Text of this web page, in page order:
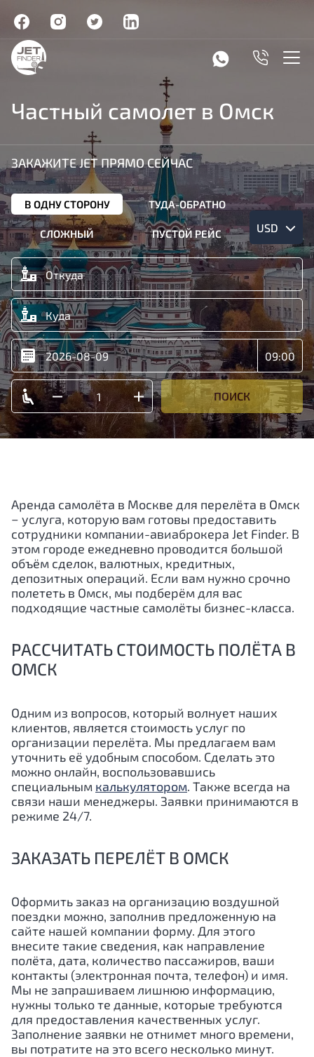
Частный самолет в Омск
ЗАКАЖИТЕ JET ПРЯМО СЕЙЧАС
В ОДНУ СТОРОНУ ТУДА-ОБРАТНО
СЛОЖНЫЙ ПУСТОЙ РЕЙС USD
ПОИСК
Аренда самолёта в Москве для перелёта в Омск
− услуга, которую вам готовы предоставить
сотрудники компании-авиаброкера Jet Finder. В
этом городе ежедневно проводится большой
объём сделок, валютных, кредитных,
депозитных операций. Если вам нужно срочно
полететь в Омск, мы подберём для вас
подходящие частные самолёты бизнес-класса.
РАССЧИТАТЬ СТОИМОСТЬ ПОЛЁТА В
ОМСК
Одним из вопросов, который волнует наших
клиентов, является стоимость услуг по
организации перелёта. Мы предлагаем вам
уточнить её удобным способом. Сделать это
можно онлайн, воспользовавшись
специальным калькулятором. Также всегда на
связи наши менеджеры. Заявки принимаются в
режиме 24/7.
ЗАКАЗАТЬ ПЕРЕЛЁТ В ОМСК
Оформить заказ на организацию воздушной
поездки можно, заполнив предложенную на
сайте нашей компании форму. Для этого
внесите такие сведения, как направление
полёта, дата, количество пассажиров, ваши
контакты (электронная почта, телефон) и имя.
Мы не запрашиваем лишнюю информацию,
нужны только те данные, которые требуются
для предоставления качественных услуг.
Заполнение заявки не отнимет много времени,
вы потратите на это всего несколько минут.